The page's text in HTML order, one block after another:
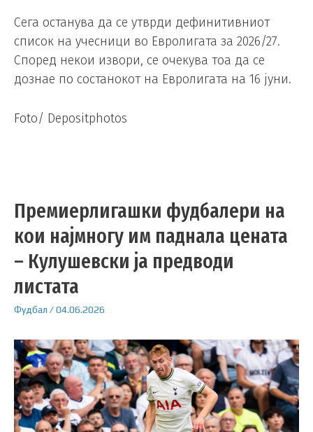
Сега останува да се утврди дефинитивниот
список на учесници во Евролигата за 2026/27.
Според некои извори, се очекува тоа да се
дознае по состанокот на Евролигата на 16 јуни.
Foto/ Depositphotos
Премиерлигашки фудбалери на
кои најмногу им паднала цената
– Кулушевски ја предводи
листата
Фудбал /04.06.2026